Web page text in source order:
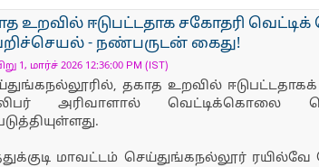
உறவில் ஈடுபட்டதாக சகோதரி
- நண்பருடன் கைது!
1, மார்ச் 2026 12:36:00 PM (IST)
தகாத உறவில்
அரிவாளால் வெட்டிக்கொலை
மாவட்டம் செய்துங்கநல்லூர்